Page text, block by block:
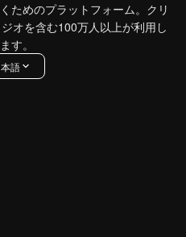
ためのプラットフォーム。クリ
オを含む100万人以上が利用し
す。
語